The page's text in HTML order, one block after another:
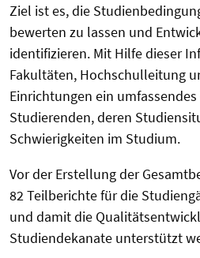
Ziel ist es, die
bewerten zu lassen und
identifizieren. Mit Hilfe dieser
Fakultäten, Hochschulleitung
Einrichtungen ein
Studierenden, deren
Schwierigkeiten im Studium.
Vor der Erstellung der
82 Teilberichte für die
und damit die
Studiendekanate unterstützt